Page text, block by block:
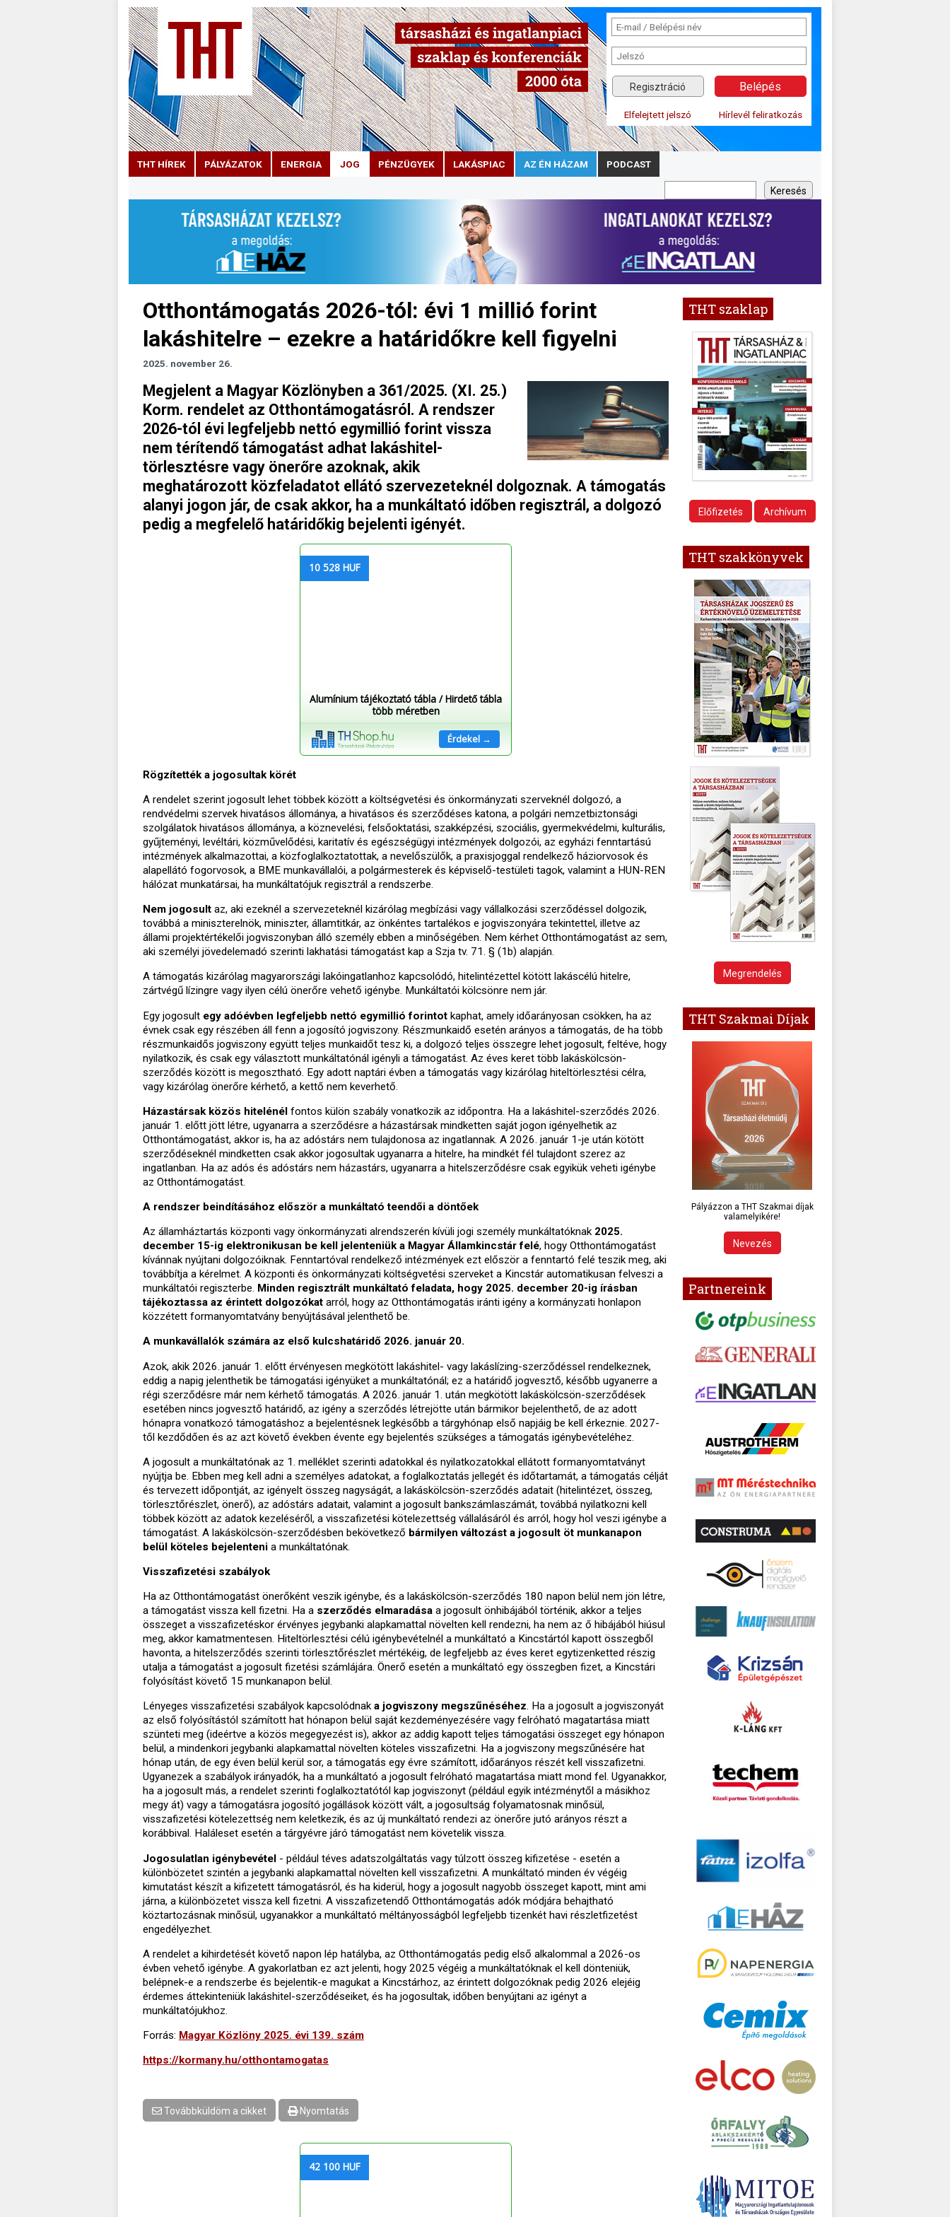
Regisztráció
Elfelejtett jelszó Hírlevél feliratkozás
THT HÍREK PÁLYÁZATOK ENERGIA JOG PÉNZÜGYEK LAKÁSPIAC AZ ÉN HÁZAM PODCAST
Otthontámogatás 2026-tól: évi 1 millió forint
lakáshitelre – ezekre a határidőkre kell figyelni
2025. november 26.
Megjelent a Magyar Közlönyben a 361/2025. (XI. 25.)
Korm. rendelet az Otthontámogatásról. A rendszer
2026-tól évi legfeljebb nettó egymillió forint vissza
nem térítendő támogatást adhat lakáshitel-
törlesztésre vagy önerőre azoknak, akik
meghatározott közfeladatot ellátó szervezeteknél dolgoznak. A támogatás
alanyi jogon jár, de csak akkor, ha a munkáltató időben regisztrál, a dolgozó
pedig a megfelelő határidőkig bejelenti igényét.
10 528 HUF
Alumínium tájékoztató tábla / Hirdető tábla
több méretben
Érdekel →
Rögzítették a jogosultak körét
A rendelet szerint jogosult lehet többek között a költségvetési és önkormányzati szerveknél dolgozó, a
rendvédelmi szervek hivatásos állománya, a hivatásos és szerződéses katona, a polgári nemzetbiztonsági
szolgálatok hivatásos állománya, a köznevelési, felsőoktatási, szakképzési, szociális, gyermekvédelmi, kulturális,
gyűjteményi, levéltári, közművelődési, karitatív és egészségügyi intézmények dolgozói, az egyházi fenntartású
intézmények alkalmazottai, a közfoglalkoztatottak, a nevelőszülők, a praxisjoggal rendelkező háziorvosok és
alapellátó fogorvosok, a BME munkavállalói, a polgármesterek és képviselő-testületi tagok, valamint a HUN-REN
hálózat munkatársai, ha munkáltatójuk regisztrál a rendszerbe.
Nem jogosult az, aki ezeknél a szervezeteknél kizárólag megbízási vagy vállalkozási szerződéssel dolgozik,
továbbá a miniszterelnök, miniszter, államtitkár, az önkéntes tartalékos e jogviszonyára tekintettel, illetve az
állami projektértékelői jogviszonyban álló személy ebben a minőségében. Nem kérhet Otthontámogatást az sem,
aki személyi jövedelemadó szerinti lakhatási támogatást kap a Szja tv. 71. § (1b) alapján.
A támogatás kizárólag magyarországi lakóingatlanhoz kapcsolódó, hitelintézettel kötött lakáscélú hitelre,
zártvégű lízingre vagy ilyen célú önerőre vehető igénybe. Munkáltatói kölcsönre nem jár.
Egy jogosult egy adóévben legfeljebb nettó egymillió forintot kaphat, amely időarányosan csökken, ha az
évnek csak egy részében áll fenn a jogosító jogviszony. Részmunkaidő esetén arányos a támogatás, de ha több
részmunkaidős jogviszony együtt teljes munkaidőt tesz ki, a dolgozó teljes összegre lehet jogosult, feltéve, hogy
nyilatkozik, és csak egy választott munkáltatónál igényli a támogatást. Az éves keret több lakáskölcsön-
szerződés között is megosztható. Egy adott naptári évben a támogatás vagy kizárólag hiteltörlesztési célra,
vagy kizárólag önerőre kérhető, a kettő nem keverhető.
Házastársak közös hitelénél fontos külön szabály vonatkozik az időpontra. Ha a lakáshitel-szerződés 2026.
január 1. előtt jött létre, ugyanarra a szerződésre a házastársak mindketten saját jogon igényelhetik az
Otthontámogatást, akkor is, ha az adóstárs nem tulajdonosa az ingatlannak. A 2026. január 1-je után kötött
szerződéseknél mindketten csak akkor jogosultak ugyanarra a hitelre, ha mindkét fél tulajdont szerez az
ingatlanban. Ha az adós és adóstárs nem házastárs, ugyanarra a hitelszerződésre csak egyikük veheti igénybe
az Otthontámogatást.
A rendszer beindításához először a munkáltató teendői a döntőek
Az államháztartás központi vagy önkormányzati alrendszerén kívüli jogi személy munkáltatóknak 2025.
december 15-ig elektronikusan be kell jelenteniük a Magyar Államkincstár felé, hogy Otthontámogatást
kívánnak nyújtani dolgozóiknak. Fenntartóval rendelkező intézmények ezt először a fenntartó felé teszik meg, aki
továbbítja a kérelmet. A központi és önkormányzati költségvetési szerveket a Kincstár automatikusan felveszi a
munkáltatói regiszterbe. Minden regisztrált munkáltató feladata, hogy 2025. december 20-ig írásban
tájékoztassa az érintett dolgozókat arról, hogy az Otthontámogatás iránti igény a kormányzati honlapon
közzétett formanyomtatvány benyújtásával jelenthető be.
A munkavállalók számára az első kulcshatáridő 2026. január 20.
Azok, akik 2026. január 1. előtt érvényesen megkötött lakáshitel- vagy lakáslízing-szerződéssel rendelkeznek,
eddig a napig jelenthetik be támogatási igényüket a munkáltatónál; ez a határidő jogvesztő, később ugyanerre a
régi szerződésre már nem kérhető támogatás. A 2026. január 1. után megkötött lakáskölcsön-szerződések
esetében nincs jogvesztő határidő, az igény a szerződés létrejötte után bármikor bejelenthető, de az adott
hónapra vonatkozó támogatáshoz a bejelentésnek legkésőbb a tárgyhónap első napjáig be kell érkeznie. 2027-
től kezdődően és az azt követő években évente egy bejelentés szükséges a támogatás igénybevételéhez.
A jogosult a munkáltatónak az 1. melléklet szerinti adatokkal és nyilatkozatokkal ellátott formanyomtatványt
nyújtja be. Ebben meg kell adni a személyes adatokat, a foglalkoztatás jellegét és időtartamát, a támogatás célját
és tervezett időpontját, az igényelt összeg nagyságát, a lakáskölcsön-szerződés adatait (hitelintézet, összeg,
törlesztőrészlet, önerő), az adóstárs adatait, valamint a jogosult bankszámlaszámát, továbbá nyilatkozni kell
többek között az adatok kezeléséről, a visszafizetési kötelezettség vállalásáról és arról, hogy hol veszi igénybe a
támogatást. A lakáskölcsön-szerződésben bekövetkező bármilyen változást a jogosult öt munkanapon
belül köteles bejelenteni a munkáltatónak.
Visszafizetési szabályok
Ha az Otthontámogatást önerőként veszik igénybe, és a lakáskölcsön-szerződés 180 napon belül nem jön létre,
a támogatást vissza kell fizetni. Ha a szerződés elmaradása a jogosult önhibájából történik, akkor a teljes
összeget a visszafizetéskor érvényes jegybanki alapkamattal növelten kell rendezni, ha nem az ő hibájából hiúsul
meg, akkor kamatmentesen. Hiteltörlesztési célú igénybevételnél a munkáltató a Kincstártól kapott összegből
havonta, a hitelszerződés szerinti törlesztőrészlet mértékéig, de legfeljebb az éves keret egytizenketted részig
utalja a támogatást a jogosult fizetési számlájára. Önerő esetén a munkáltató egy összegben fizet, a Kincstári
folyósítást követő 15 munkanapon belül.
Lényeges visszafizetési szabályok kapcsolódnak a jogviszony megszűnéséhez. Ha a jogosult a jogviszonyát
az első folyósítástól számított hat hónapon belül saját kezdeményezésére vagy felróható magatartása miatt
szünteti meg (ideértve a közös megegyezést is), akkor az addig kapott teljes támogatási összeget egy hónapon
belül, a mindenkori jegybanki alapkamattal növelten köteles visszafizetni. Ha a jogviszony megszűnésére hat
hónap után, de egy éven belül kerül sor, a támogatás egy évre számított, időarányos részét kell visszafizetni.
Ugyanezek a szabályok irányadók, ha a munkáltató a jogosult felróható magatartása miatt mond fel. Ugyanakkor,
ha a jogosult más, a rendelet szerinti foglalkoztatótól kap jogviszonyt (például egyik intézménytől a másikhoz
megy át) vagy a támogatásra jogosító jogállások között vált, a jogosultság folyamatosnak minősül,
visszafizetési kötelezettség nem keletkezik, és az új munkáltató rendezi az önerőre jutó arányos részt a
korábbival. Haláleset esetén a tárgyévre járó támogatást nem követelik vissza.
Jogosulatlan igénybevétel - például téves adatszolgáltatás vagy túlzott összeg kifizetése - esetén a
különbözetet szintén a jegybanki alapkamattal növelten kell visszafizetni. A munkáltató minden év végéig
kimutatást készít a kifizetett támogatásról, és ha kiderül, hogy a jogosult nagyobb összeget kapott, mint ami
járna, a különbözetet vissza kell fizetni. A visszafizetendő Otthontámogatás adók módjára behajtható
köztartozásnak minősül, ugyanakkor a munkáltató méltányosságból legfeljebb tizenkét havi részletfizetést
engedélyezhet.
A rendelet a kihirdetését követő napon lép hatályba, az Otthontámogatás pedig első alkalommal a 2026-os
évben vehető igénybe. A gyakorlatban ez azt jelenti, hogy 2025 végéig a munkáltatóknak el kell dönteniük,
belépnek-e a rendszerbe és bejelentik-e magukat a Kincstárhoz, az érintett dolgozóknak pedig 2026 elejéig
érdemes áttekinteniük lakáshitel-szerződéseiket, és ha jogosultak, időben benyújtani az igényt a
munkáltatójukhoz.
Forrás: Magyar Közlöny 2025. évi 139. szám
https://kormany.hu/otthontamogatas
Továbbküldöm a cikket Nyomtatás
42 100 HUF
THT szaklap
Előfizetés Archívum
THT szakkönyvek
Megrendelés
THT Szakmai Díjak
Pályázzon a THT Szakmai díjak
valamelyikére!
Nevezés
Partnereink